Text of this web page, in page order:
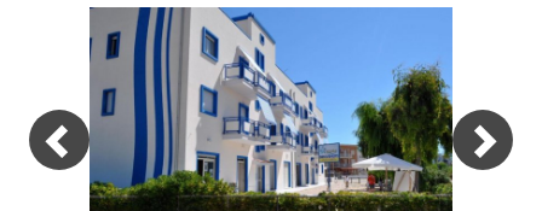
Previous